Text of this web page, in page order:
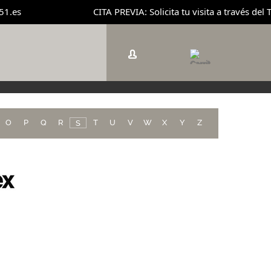
CITA PREVIA: Solicita tu visita a través del
O P Q R S T U V W X Y Z